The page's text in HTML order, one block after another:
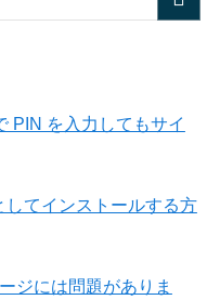
PIN を入力してもサイ
てインストールする方
ジには問題がありま